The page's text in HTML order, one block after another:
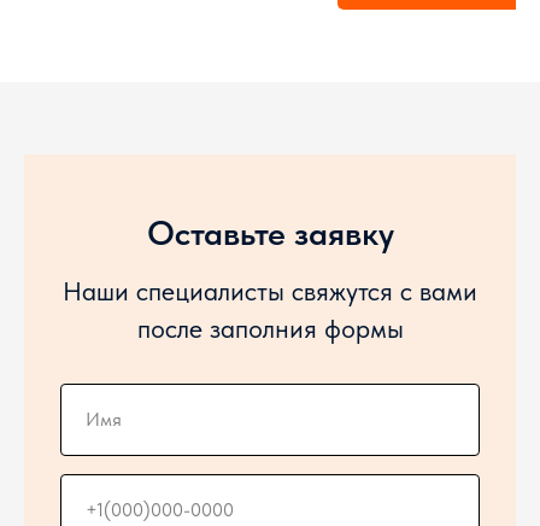
Тент шторной конструкции,
Оставьте заявку
Наши специалисты свяжутся с вами
после заполния формы